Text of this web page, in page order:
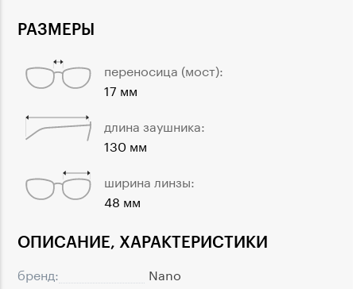
ОПИСАНИЕ, ХАРАКТЕРИСТИКИ
бренд:
Nano
РАЗМЕРЫ
переносица (мост):
17 мм
длина заушника:
130 мм
ширина линзы:
48 мм